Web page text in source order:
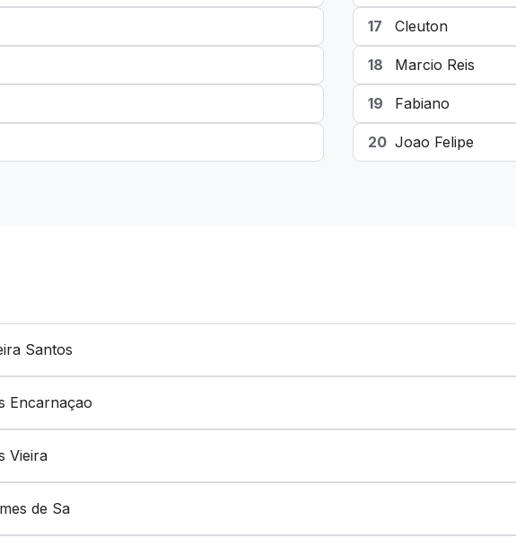
17 Cleuton
18 Marcio Reis
19 Fabiano
20 Joao Felipe
Santos
Encarnaçao
Vieira
de Sa